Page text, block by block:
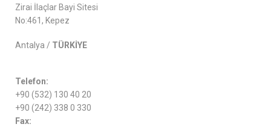
Zirai İlaçlar Bayi Sitesi
No:461, Kepez
Antalya / TÜRKİYE
Telefon:
+90 (532) 130 40 20
+90 (242) 338 0 330
Fax: